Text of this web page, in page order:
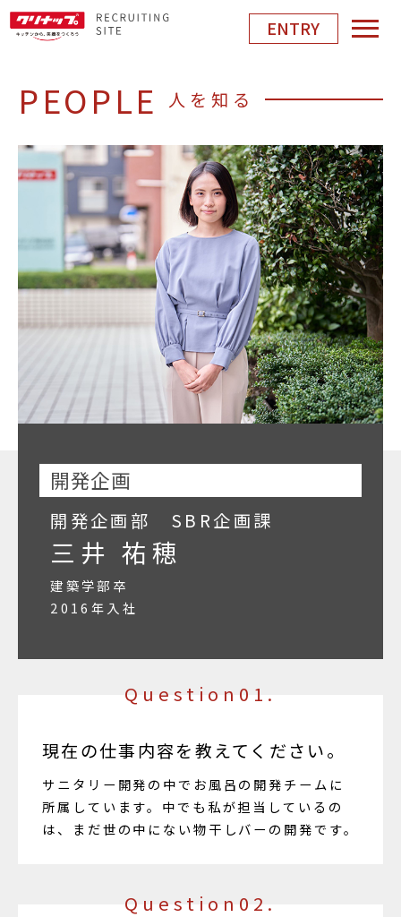
ENTRY
PEOPLE 人を知る
開発企画
開発企画部 SBR企画課
三井 祐穂
建築学部卒
2016年入社
Question01.
現在の仕事内容を教えてください。
サニタリー開発の中でお風呂の開発チームに
所属しています。中でも私が担当しているの
は、まだ世の中にない物干しバーの開発です。
Question02.